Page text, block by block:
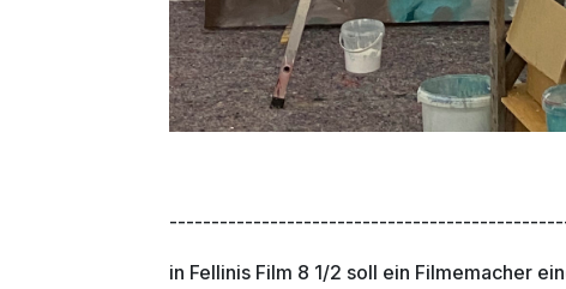
in Fellinis Film 8 1/2 soll ein Filmemacher